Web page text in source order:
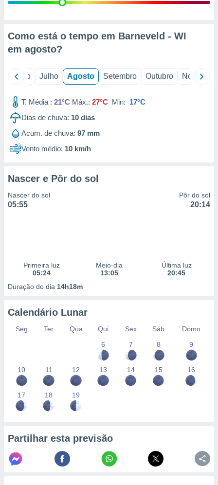
estudos
1199
Como está o tempo em Barneveld - WI
em agosto?
Junho Julho Agosto Setembro Outubro Novembro
T. Média : 21°C Máx.: 27°C Min: 17°C
Dias de chuva: 10 dias
Acum. de chuva: 97 mm
Vento médio: 10 km/h
Nascer e Pôr do sol
Nascer do sol
05:55
Pôr do sol
20:14
Primeira luz
05:24
Meio-dia
13:05
Última luz
20:45
Duração do dia 14h18m
Calendário Lunar
Seg Ter Qua Qui Sex Sáb
Domo
6
7 8 9
10 11 12 13 14 15 16
17 18 19
Partilhar esta previsão